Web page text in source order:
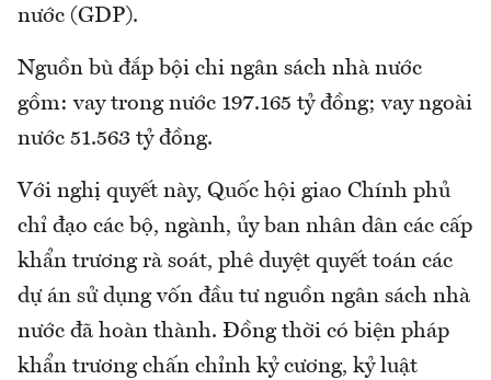
nước (GDP).
Nguồn bù đắp bội chi ngân sách nhà nước
gồm: vay trong nước 197.165 tỷ đồng; vay ngoài
nước 51.563 tỷ đồng.
Với nghị quyết này, Quốc hội giao Chính phủ
chỉ đạo các bộ, ngành, ủy ban nhân dân các cấp
khẩn trương rà soát, phê duyệt quyết toán các
dự án sử dụng vốn đầu tư nguồn ngân sách nhà
nước đã hoàn thành. Đồng thời có biện pháp
khẩn trương chấn chỉnh kỷ cương, kỷ luật